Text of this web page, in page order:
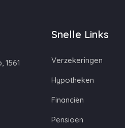
Snelle Links
Verzekeringen
Hypotheken
Financiën
Pensioen